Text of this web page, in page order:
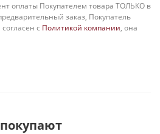
оплаты Покупателем товара ТОЛЬКО в
заказ, Покупатель
с Политикой компании, она